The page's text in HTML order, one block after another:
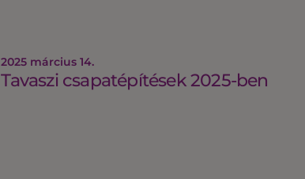
2025 március 14.
Tavaszi csapatépítések 2025-ben